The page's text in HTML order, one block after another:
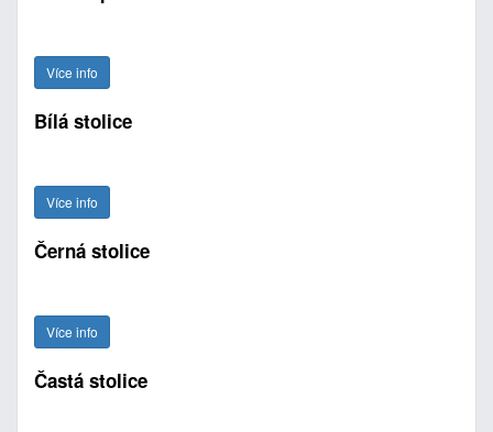
Více info
Bílá stolice
Více info
Černá stolice
Více info
Častá stolice